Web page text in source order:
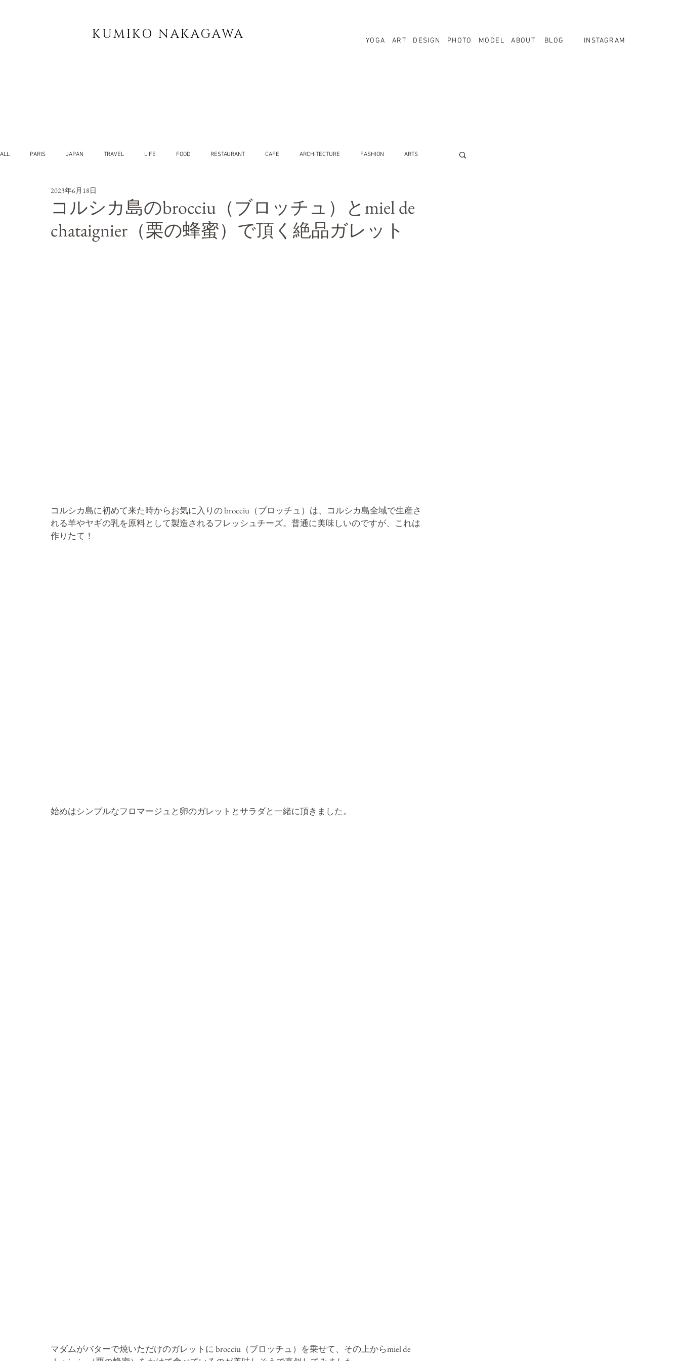
KUMIKO NAKAGAWA YOGA ART DESIGN PHOTO MODEL ABOUT BLOG INSTAGRAM
ALL PARIS JAPAN TRAVEL LIFE FOOD RESTAURANT CAFE ARCHITECTURE FASHION ARTS
SELF
コルシカ島のbrocciu（ブロッチュ）とmiel de
chataignier（栗の蜂蜜）で頂く絶品ガレット
2023年6月18日
コルシカ島に初めて来た時からお気に入りの brocciu（ブロッチュ）は、 コルシカ島全域で生産さ
れる羊やヤギの乳を原料として製造されるフレッシュチーズ。普通に美味しいのですが、これは
作りたて！
始めはシンプルなフロマージュと卵のガレットとサラダと一緒に頂きました。
マダムがバターで焼いただけのガレットに brocciu（ブロッチュ）を乗せて、その上からmiel de